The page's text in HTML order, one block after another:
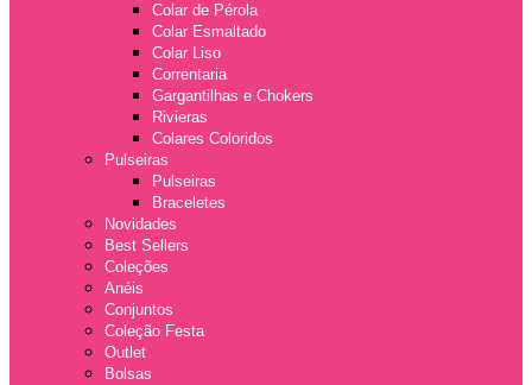
Colar de Pérola
Colar Esmaltado
Colar Liso
Correntaria
Gargantilhas e Chokers
Rivieras
Colares Coloridos
Pulseiras
Pulseiras
Braceletes
Novidades
Best Sellers
Coleções
Anéis
Conjuntos
Coleção Festa
Outlet
Bolsas